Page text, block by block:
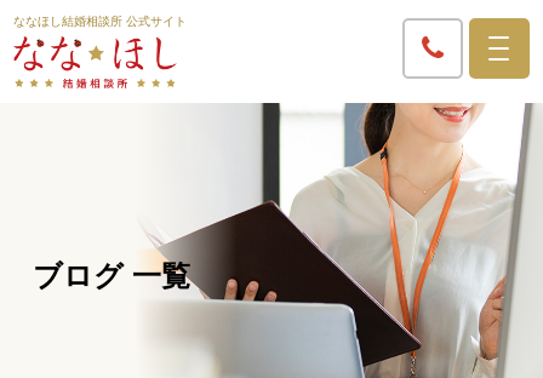
ななほし結婚相談所 公式サイト
ブログ 一覧